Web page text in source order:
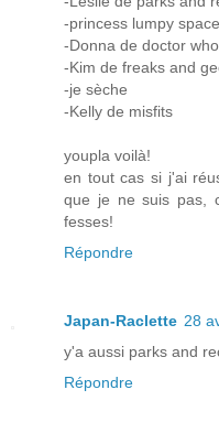
-princess lumpy
-Donna de doctor who
-Kim de freaks and
-je sèche
-Kelly de misfits
youpla voilà!
en tout cas si j'ai
que je ne suis pas,
fesses!
Répondre
Japan-Raclette 28
y'a aussi parks and
Répondre